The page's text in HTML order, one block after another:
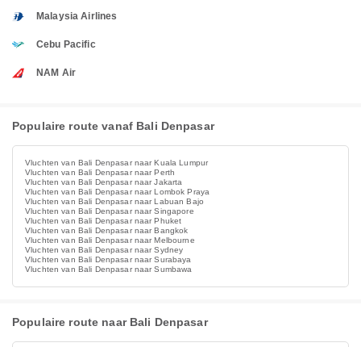
Malaysia Airlines
Cebu Pacific
NAM Air
Populaire route vanaf Bali Denpasar
Vluchten van Bali Denpasar naar Kuala Lumpur
Vluchten van Bali Denpasar naar Perth
Vluchten van Bali Denpasar naar Jakarta
Vluchten van Bali Denpasar naar Lombok Praya
Vluchten van Bali Denpasar naar Labuan Bajo
Vluchten van Bali Denpasar naar Singapore
Vluchten van Bali Denpasar naar Phuket
Vluchten van Bali Denpasar naar Bangkok
Vluchten van Bali Denpasar naar Melbourne
Vluchten van Bali Denpasar naar Sydney
Vluchten van Bali Denpasar naar Surabaya
Vluchten van Bali Denpasar naar Sumbawa
Populaire route naar Bali Denpasar